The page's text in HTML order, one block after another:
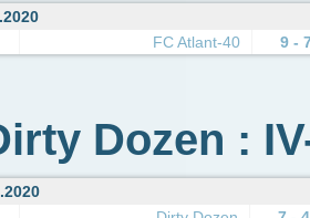
FC Atlant-40 9 -
Dozen :